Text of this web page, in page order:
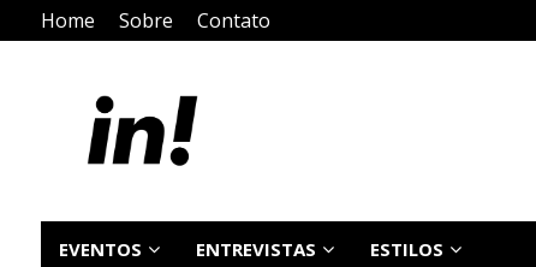
Home Sobre Contato
EVENTOS ENTREVISTAS ESTILOS